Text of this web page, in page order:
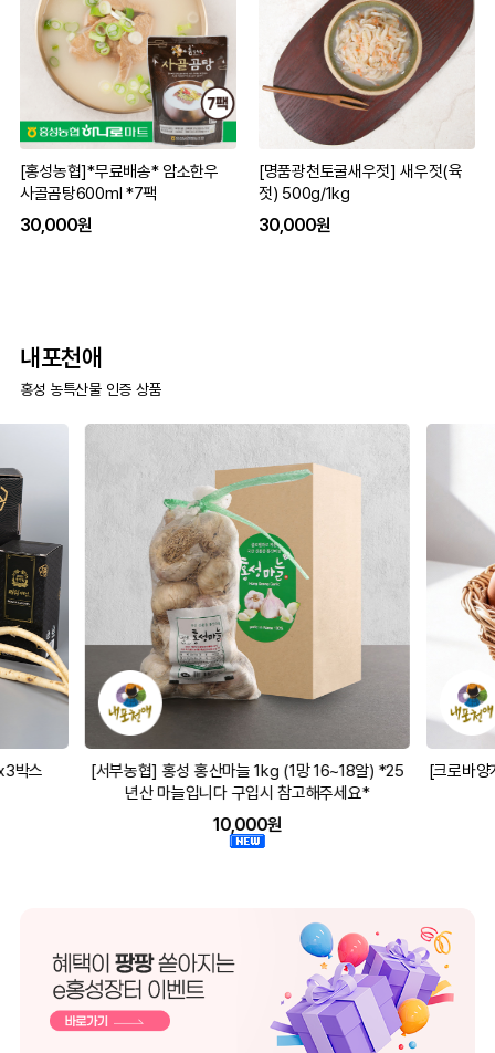
[홍성농협]*무료배송* 암소한우
사골곰탕600ml *7팩
30,000원
[명품광천토굴새우젓] 새우젓(육
젓) 500g/1kg
30,000원
내포천애
홍성 농특산물 인증 상품
알) *25
[크로바양계식품] 자연방사 클로렐란(무항생제유정
란) 20구 난각번호1번
13,900원
[양가